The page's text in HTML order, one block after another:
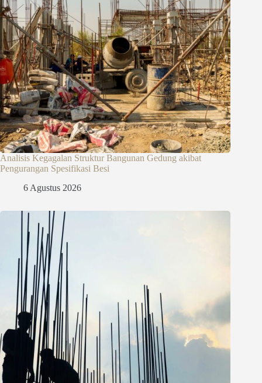
Analisis Kegagalan Struktur Bangunan Gedung akibat
Pengurangan Spesifikasi Besi
6 Agustus 2026